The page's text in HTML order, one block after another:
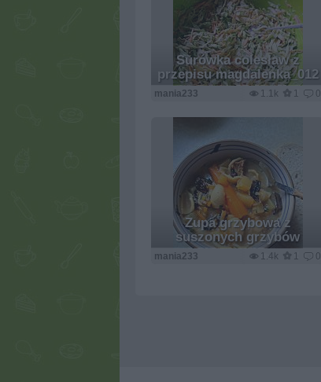
Surówka colesław z
przepisu magdalenka_012
1.1k 1 0
mania233
Zupa grzybowa z
suszonych grzybów
1.4k 1 0
mania233